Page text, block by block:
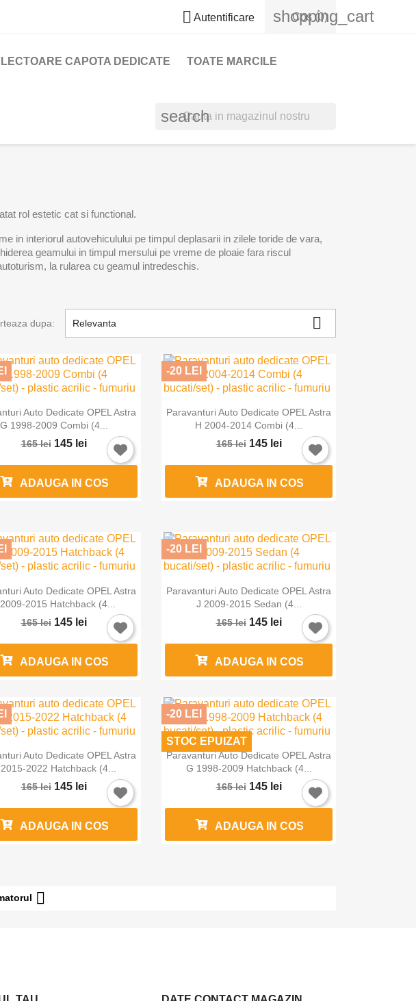
 Autentificare shopping_cart
Cos (0)
CAPOTA DEDICATE TOATE MARCILE
search
rol estetic cat si functional.
in interiorul autovehiculului pe timpul deplasarii in zilele toride de vara,
geamului in timpul mersului pe vreme de ploaie fara riscul
la rularea cu geamul intredeschis.
dupa: Relevanta 
 Vizualizare rapida
Auto Dedicate OPEL Astra
G 1998-2009 Combi (4...
165 lei 145 lei
ADAUGA IN COS
 Vizualizare rapida
Paravanturi Auto Dedicate OPEL Astra
H 2004-2014 Combi (4...
165 lei 145 lei
-20 LEI
ADAUGA IN COS
 Vizualizare rapida
Auto Dedicate OPEL Astra
2015 Hatchback (4...
165 lei 145 lei
ADAUGA IN COS
 Vizualizare rapida
Paravanturi Auto Dedicate OPEL Astra
J 2009-2015 Sedan (4...
165 lei 145 lei
-20 LEI
ADAUGA IN COS
 Vizualizare rapida
Auto Dedicate OPEL Astra
2022 Hatchback (4...
165 lei 145 lei
ADAUGA IN COS
 Vizualizare rapida
Paravanturi Auto Dedicate OPEL Astra
G 1998-2009 Hatchback (4...
165 lei 145 lei
-20 LEI
STOC EPUIZAT
ADAUGA IN COS
